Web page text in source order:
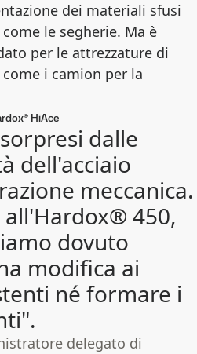
dei materiali sfusi
le segherie. Ma è
per le attrezzature di
i camion per la
HiAce
dalle
dell'acciaio
meccanica.
450,
dovuto
modifica ai
né formare i
delegato di